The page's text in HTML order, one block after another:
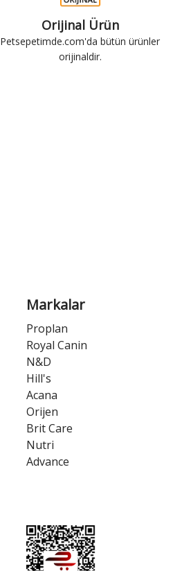
Orijinal Ürün
Petsepetimde.com'da bütün ürünler
orijinaldir.
Markalar
Proplan
Royal Canin
N&D
Hill's
Acana
Orijen
Brit Care
Nutri
Advance